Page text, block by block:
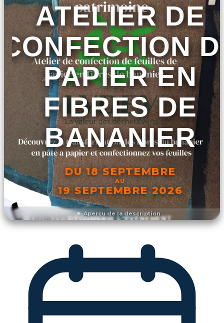
Aperçu de la description
ATELIER DE
CONFECTION
PAPIER EN
FIBRES DE
BANANIER
DU 18 SEPTEMBRE
AU
19 SEPTEMBRE 2026
DÉCOUVRIR L'ÉVÉNEMENT